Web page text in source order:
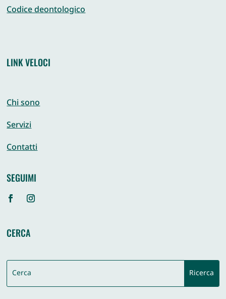
Codice deontologico
LINK VELOCI
Chi sono
Servizi
Contatti
SEGUIMI
CERCA